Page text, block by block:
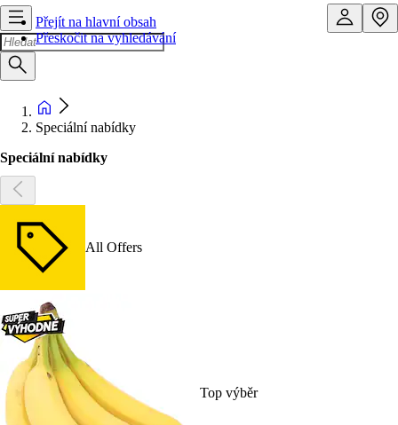
Přejít na hlavní obsah
Přeskočit na vyhledávání
Speciální nabídky
Speciální nabídky
All Offers
Top výběr